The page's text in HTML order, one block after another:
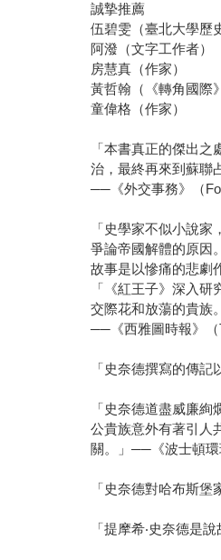
誠摯推薦
伍碧雯（臺北大學歷
阿潑（文字工作者）
房慧真（作家）
黃哲翰（《轉角國際
童偉格（作家）
「本書真正的傑出
治，最終再來到蘇聯
──《外交事務》（
「史學家不似小說
爭論帝國解體的原因
故事是以慘痛的悲劇
「《紅王子》深入
交際花和放蕩的貴族
──《西雅圖時報》（
「史奈德撰寫的傳
「史奈德道盡威廉
公貴族意外有著引人
關。」──《波士頓環
「史奈德對哈布斯
「提摩希‧史奈德是